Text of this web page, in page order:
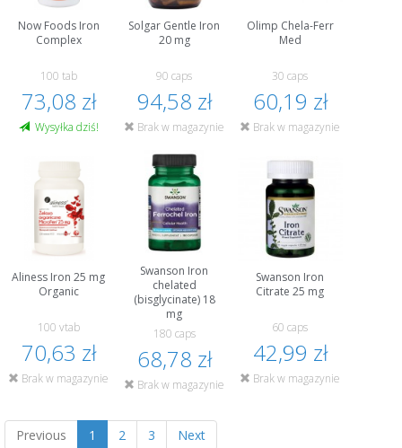
Now Foods Iron
Complex
100 tab
73,08 zł
Wysyłka dziś!
Solgar Gentle Iron
20 mg
90 caps
94,58 zł
Brak w magazynie
Olimp Chela-Ferr
Med
30 caps
60,19 zł
Brak w magazynie
Aliness Iron 25 mg
Organic
100 vtab
70,63 zł
Brak w magazynie
Swanson Iron
chelated
(bisglycinate) 18
mg
180 caps
68,78 zł
Brak w magazynie
Swanson Iron
Citrate 25 mg
60 caps
42,99 zł
Brak w magazynie
Previous 1 2 3 Next